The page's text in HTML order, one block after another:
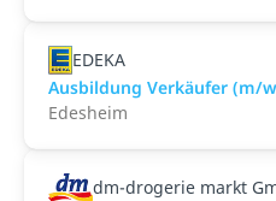
EDEKA
Ausbildung Verkäufer (m/
Edesheim
dm-drogerie markt